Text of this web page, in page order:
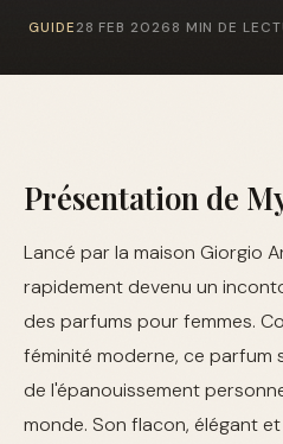
GUIDE 28 FEB 2026 8 MIN DE
Présentation de
Lancé par la maison Giorgio
rapidement devenu un
des parfums pour femmes.
féminité moderne, ce parfum
de l'épanouissement
monde. Son flacon, élégant